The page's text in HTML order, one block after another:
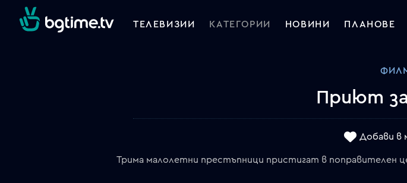
ТЕЛЕВИЗИИ КАТЕГОРИИ НОВИНИ ПЛАНОВЕ
Приют
Добави в
Трима малолетни престъпници пристигат в поправителен